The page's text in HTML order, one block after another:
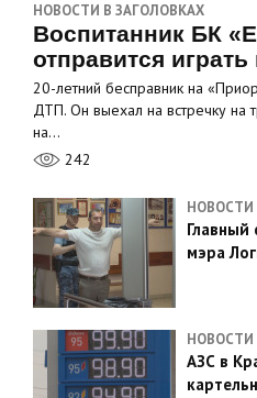
НОВОСТИ В ЗАГОЛОВКАХ
Воспитанник БК
отправится
20-летний бесправник на
ДТП. Он выехал на встречку на
на…
242
НОВОСТИ
Главный
мэра
НОВОСТИ
АЗС в